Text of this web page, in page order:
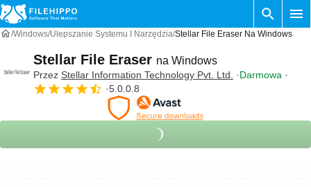
Windows Ulepszanie Systemu I Narzędzia Stellar File Eraser Na Windows
Stellar File Eraser na Windows
Przez Stellar Information Technology Pvt. Ltd.
Darmowa
5.0.0.8